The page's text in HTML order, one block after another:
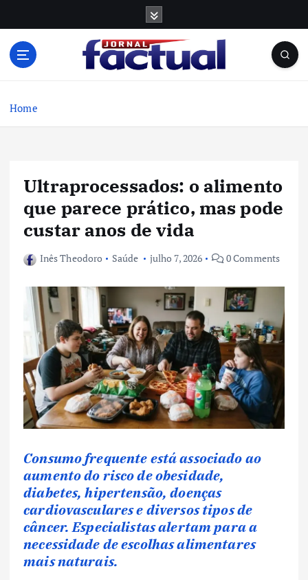
Home
Ultraprocessados: o alimento
que parece prático, mas pode
custar anos de vida
Inês Theodoro Saúde julho 7, 2026 0 Comments
Consumo frequente está associado ao
aumento do risco de obesidade,
diabetes, hipertensão, doenças
cardiovasculares e diversos tipos de
câncer. Especialistas alertam para a
necessidade de escolhas alimentares
mais naturais.